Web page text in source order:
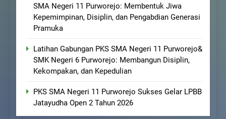
SMA Negeri 11 Purworejo: Membentuk Jiwa
Kepemimpinan, Disiplin, dan Pengabdian Generasi
Pramuka
Latihan Gabungan PKS SMA Negeri 11 Purworejo&
SMK Negeri 6 Purworejo: Membangun Disiplin,
Kekompakan, dan Kepedulian
PKS SMA Negeri 11 Purworejo Sukses Gelar LPBB
Jatayudha Open 2 Tahun 2026